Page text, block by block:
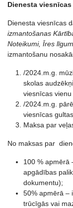
Dienesta
Dienesta viesnīcas
izmantošanas
Noteikumi, Īres
izmantošanu
/2024.m.g.
skolas
viesnīcas
/2024.m.g.
viesnīcas
Maksa par
No maksas par
100 % apmērā
apgādības
dokumentu);
50% apmērā –
trūcīgās vai